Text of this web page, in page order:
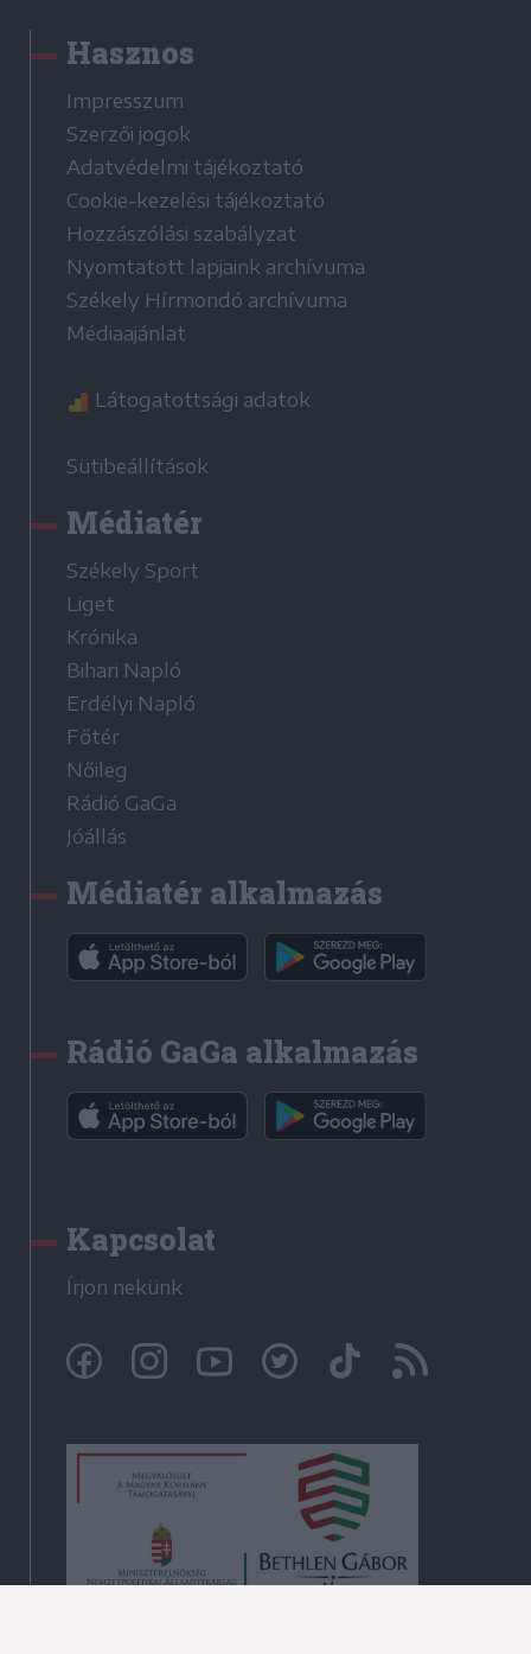
Hasznos
Impresszum
Szerzői jogok
Adatvédelmi tájékoztató
Cookie-kezelési tájékoztató
Hozzászólási szabályzat
Nyomtatott lapjaink archívuma
Székely Hírmondó archívuma
Médiaajánlat
Látogatottsági adatok
Sütibeállítások
Médiatér
Székely Sport
Liget
Krónika
Bihari Napló
Erdélyi Napló
Főtér
Nőileg
Rádió GaGa
Jóállás
Médiatér alkalmazás
Rádió GaGa alkalmazás
Kapcsolat
Írjon nekünk